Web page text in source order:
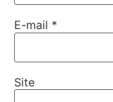
E-mail *
Site